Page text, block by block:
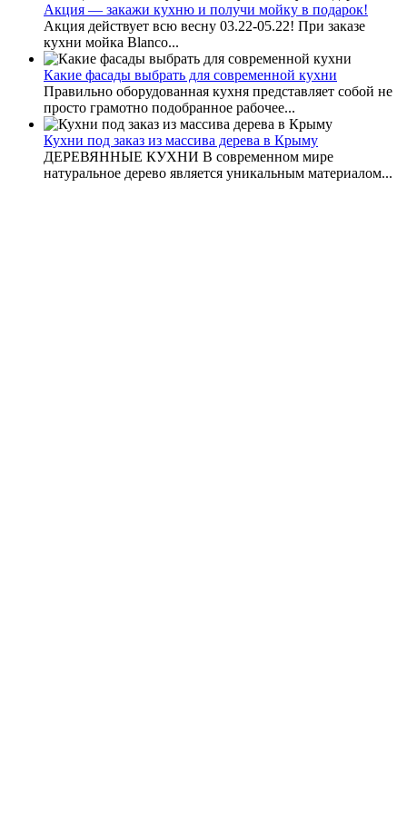
Акция — закажи кухню и получи мойку в подарок!
Акция действует всю весну 03.22-05.22! При заказе
кухни мойка Blanco...
Какие фасады выбрать для современной кухни
Правильно оборудованная кухня представляет собой не
просто грамотно подобранное рабочее...
Кухни под заказ из массива дерева в Крыму
ДЕРЕВЯННЫЕ КУХНИ В современном мире
натуральное дерево является уникальным материалом...